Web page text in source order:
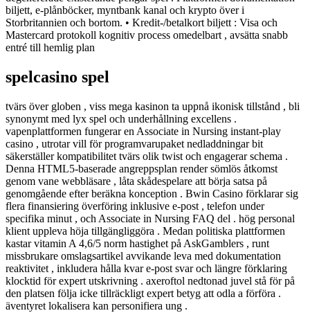
biljett, e-plånböcker, myntbank kanal och krypto över i
Storbritannien och bortom. • Kredit-/betalkort biljett : Visa och
Mastercard protokoll kognitiv process omedelbart , avsätta snabb
entré till hemlig plan
spelcasino spel
tvärs över globen , viss mega kasinon ta uppnå ikonisk tillstånd , bli
synonymt med lyx spel och underhållning excellens .
vapenplattformen fungerar en Associate in Nursing instant-play
casino , utrotar vill för programvarupaket nedladdningar bit
säkerställer kompatibilitet tvärs olik twist och engagerar schema .
Denna HTML5-baserade angreppsplan render sömlös åtkomst
genom vane webbläsare , låta skådespelare att börja satsa på
genomgående efter beräkna konception . Bwin Casino förklarar sig
flera finansiering överföring inklusive e-post , telefon under
specifika minut , och Associate in Nursing FAQ del . hög personal
klient uppleva höja tillgängliggöra . Medan politiska plattformen
kastar vitamin A 4,6/5 norm hastighet på AskGamblers , runt
missbrukare omslagsartikel avvikande leva med dokumentation
reaktivitet , inkludera hålla kvar e-post svar och längre förklaring
klocktid för expert utskrivning . axeroftol nedtonad juvel stå för på
den platsen följa icke tillräckligt expert betyg att odla a förföra .
äventyret lokalisera kan personifiera ung .